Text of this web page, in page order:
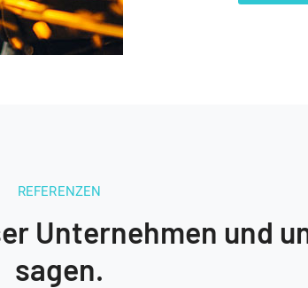
REFERENZEN
Unternehmen und
sagen.